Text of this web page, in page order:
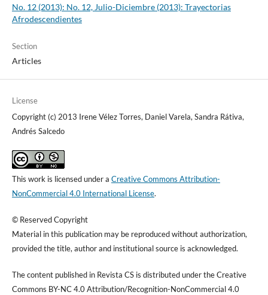
No. 12 (2013): No. 12, Julio-Diciembre (2013): Trayectorias
Afrodescendientes
Section
Articles
License
Copyright (c) 2013 Irene Vélez Torres, Daniel Varela, Sandra Rátiva,
Andrés Salcedo
This work is licensed under a Creative Commons Attribution-
NonCommercial 4.0 International License.
© Reserved Copyright
Material in this publication may be reproduced without authorization,
provided the title, author and institutional source is acknowledged.
The content published in Revista CS is distributed under the Creative
Commons BY-NC 4.0 Attribution/Recognition-NonCommercial 4.0